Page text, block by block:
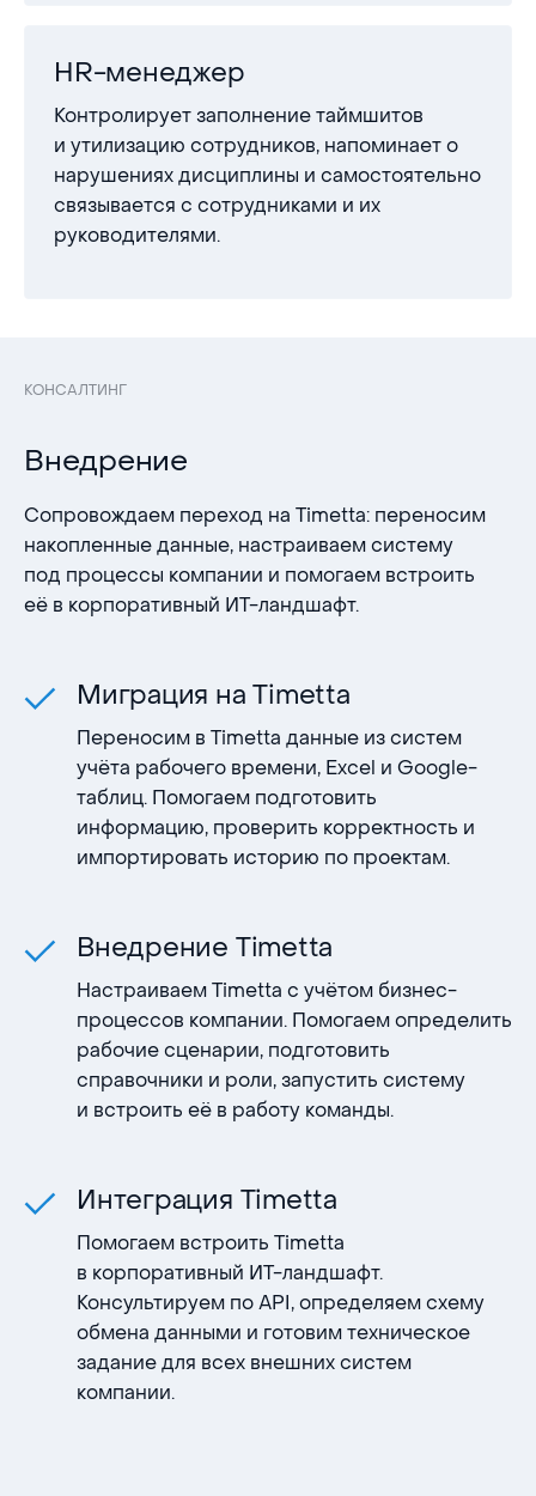
HR-менеджер
Контролирует заполнение таймшитов
и утилизацию сотрудников, напоминает о
нарушениях дисциплины и самостоятельно
связывается с сотрудниками и их
руководителями.
КОНСАЛТИНГ
Внедрение
Сопровождаем переход на Timetta: переносим
накопленные данные, настраиваем систему
под процессы компании и помогаем встроить
её в корпоративный ИТ-ландшафт.
Миграция на Timetta
Переносим в Timetta данные из систем
учёта рабочего времени, Excel и Google-
таблиц. Помогаем подготовить
информацию, проверить корректность и
импортировать историю по проектам.
Внедрение Timetta
Настраиваем Timetta с учётом бизнес-
процессов компании. Помогаем определить
рабочие сценарии, подготовить
справочники и роли, запустить систему
и встроить её в работу команды.
Интеграция Timetta
Помогаем встроить Timetta
в корпоративный ИТ-ландшафт.
Консультируем по API, определяем схему
обмена данными и готовим техническое
задание для всех внешних систем
компании.